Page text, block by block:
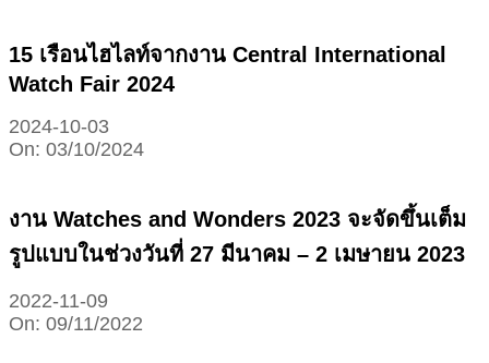
15 เรือนไฮไลท์จากงาน Central International
Watch Fair 2024
2024-10-03
On: 03/10/2024
งาน Watches and Wonders 2023 จะจัดขึ้นเต็ม
รูปแบบในช่วงวันที่ 27 มีนาคม – 2 เมษายน 2023
2022-11-09
On: 09/11/2022